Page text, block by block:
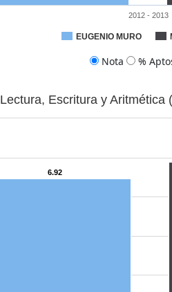
EUGENIO MURO
2012 - 2013
Nota %
Lectura, Escritura y Aritmética
6.92